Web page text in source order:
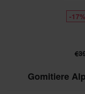
-17%
Gomitiere